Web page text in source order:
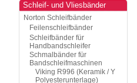
Schleif- und Vliesbänder
Norton Schleifbänder
Feilenschleifbänder
Schleifbänder für
Handbandschleifer
Schmalbänder für
Bandschleifmaschinen
Viking R996 (Keramik / Y
Polyesterunterlage)